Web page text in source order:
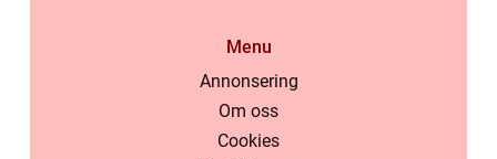
Menu
Annonsering
Om oss
Cookies